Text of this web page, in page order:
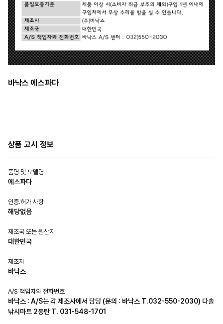
바낙스 에스파다
상품 고시 정보
품명 및 모델명
에스파다
인증.허가 사항
해당없음
제조국 또는 원산지
대한민국
제조자
바낙스
A/S 책임자와 전화번호
바낙스 : A/S는 각 제조사에서 담당 (문의 : 바낙스 T.032-550-2030) 다솔
낚시마트 2동탄 T. 031-548-1701